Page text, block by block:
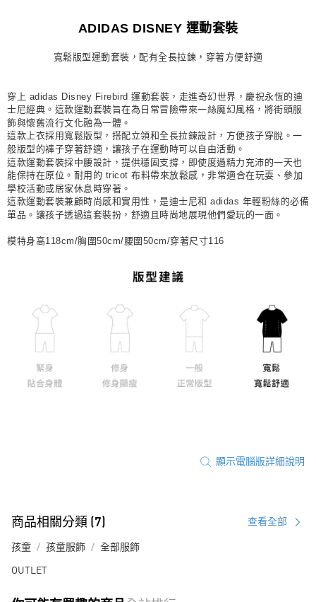
每筆NT$80，滿NT$1,500(含以上)免運費
付款後門市自取
ADIDAS DISNEY 運動套裝
寬鬆版型運動套裝，配有全長拉鍊，穿著方便舒適
穿上 adidas Disney Firebird 運動套裝，走進奇幻世界，慶祝永恆的迪
士尼經典。這款運動套裝旨在為日常冒險帶來一絲魔幻風格，將街頭服
飾與懷舊流行文化融為一體。
這款上衣採用寬鬆版型，搭配立領和全長拉鍊設計，方便孩子穿脫。一
般版型的褲子穿著舒適，讓孩子在運動時可以自由活動。
這款運動套裝採中腰設計，提供穩固支撐，即使度過精力充沛的一天也
能保持在原位。耐用的 tricot 布料帶來放鬆感，非常適合在玩耍、參加
學校活動或居家休息時穿著。
這款運動套裝兼顧時尚感和實用性，是迪士尼和 adidas 年輕粉絲的必備
單品。讓孩子透過這套裝扮，舒適且時尚地展現他們愛玩的一面。
模特身高118cm/胸圍50cm/腰圍50cm/穿著尺寸116
顯示電腦版詳細說明
商品相關分類 (7) 查看全部
孩童 孩童服飾 全部服飾
OUTLET